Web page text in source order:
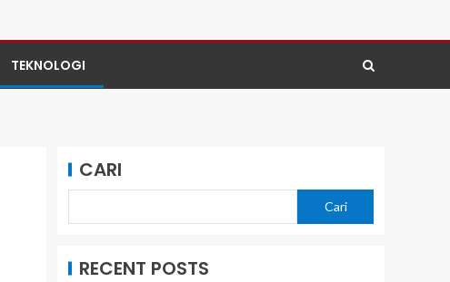
TEKNOLOGI
CARI
Cari
RECENT POSTS